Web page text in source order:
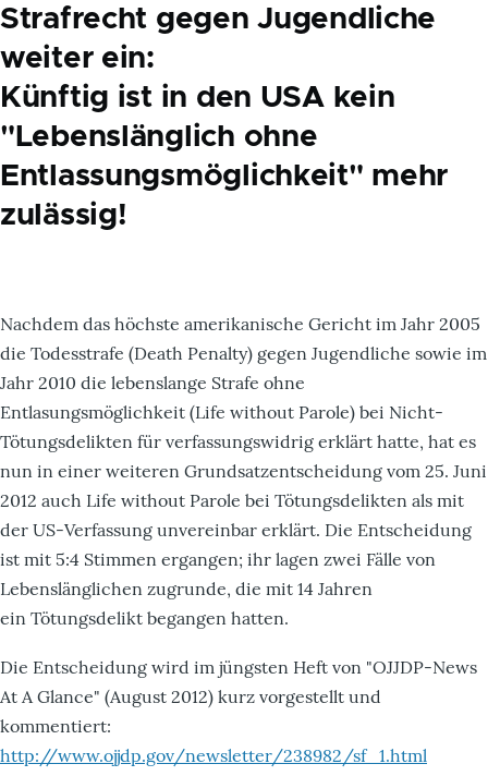
Strafrecht gegen Jugendliche
weiter ein:
Künftig ist in den USA kein
"Lebenslänglich ohne
Entlassungsmöglichkeit" mehr
zulässig!
Nachdem das höchste amerikanische Gericht im Jahr 2005
die Todesstrafe (Death Penalty) gegen Jugendliche sowie im
Jahr 2010 die lebenslange Strafe ohne
Entlasungsmöglichkeit (Life without Parole) bei Nicht-
Tötungsdelikten für verfassungswidrig erklärt hatte, hat es
nun in einer weiteren Grundsatzentscheidung vom 25. Juni
2012 auch Life without Parole bei Tötungsdelikten als mit
der US-Verfassung unvereinbar erklärt. Die Entscheidung
ist mit 5:4 Stimmen ergangen; ihr lagen zwei Fälle von
Lebenslänglichen zugrunde, die mit 14 Jahren
ein Tötungsdelikt begangen hatten.
Die Entscheidung wird im jüngsten Heft von "OJJDP-News
At A Glance" (August 2012) kurz vorgestellt und
kommentiert:
http://www.ojjdp.gov/newsletter/238982/sf_1.html